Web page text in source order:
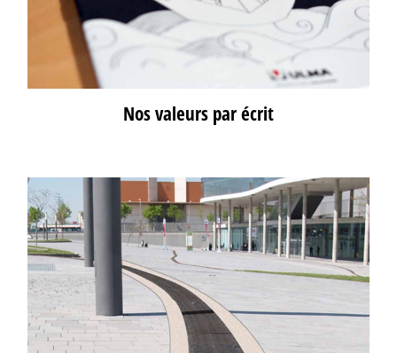
Nos valeurs par écrit